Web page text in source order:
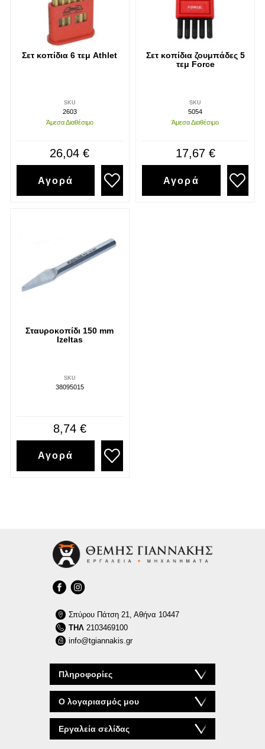
Σετ κοπίδια 6 τεμ Athlet
SKU
2603
Άμεσα Διαθέσιμο
26,04 €
Αγορά
Σετ κοπίδια ζουμπάδες 5
τεμ Force
SKU
5054
Άμεσα Διαθέσιμο
17,67 €
Αγορά
Σταυροκοπίδι 150 mm
Izeltas
SKU
38095015
8,74 €
Αγορά
Πληροφορίες
Ο λογαριασμός μου
Εργαλεία σελίδας
Σπύρου Πάτση 21, Αθήνα 10447
ΤΗΛ2103469100
info@tgiannakis.gr